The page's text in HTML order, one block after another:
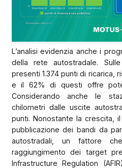
L’analisi evidenzia anche i
della rete autostradale.
presenti 1.374 punti di ricarica,
e il 62% di questi offre
Considerando anche le
chilometri dalle uscite
punti. Nonostante la crescita,
pubblicazione dei bandi da
autostradali, un fattore
raggiungimento dei target
Infrastructure Regulation